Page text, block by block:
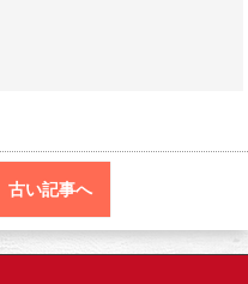
古い記事へ